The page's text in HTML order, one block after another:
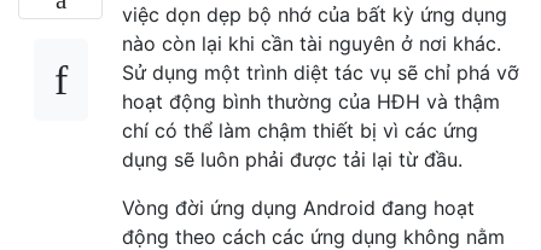
việc dọn dẹp bộ nhớ của bất kỳ ứng dụng
nào còn lại khi cần tài nguyên ở nơi khác.
Sử dụng một trình diệt tác vụ sẽ chỉ phá vỡ
hoạt động bình thường của HĐH và thậm
chí có thể làm chậm thiết bị vì các ứng
dụng sẽ luôn phải được tải lại từ đầu.
Vòng đời ứng dụng Android đang hoạt
động theo cách các ứng dụng không nằm